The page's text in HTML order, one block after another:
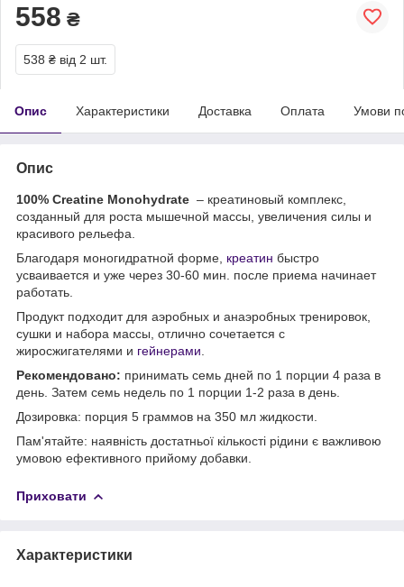
558 ₴
538 ₴ від 2 шт.
Опис Характеристики Доставка Оплата Умови
Опис
100% Creatine Monohydrate – креатиновый комплекс,
созданный для роста мышечной массы, увеличения силы и
красивого рельефа.
Благодаря моногидратной форме, креатин быстро
усваивается и уже через 30-60 мин. после приема начинает
работать.
Продукт подходит для аэробных и анаэробных тренировок,
сушки и набора массы, отлично сочетается с
жиросжигателями и гейнерами
Рекомендовано: принимать семь дней по 1 порции 4 раза в
день. Затем семь недель по 1 порции 1-2 раза в день.
Дозировка: порция 5 граммов на 350 мл жидкости.
Пам'ятайте: наявність достатньої кількості рідини є важливою
умовою ефективного прийому добавки.
Приховати
Характеристики